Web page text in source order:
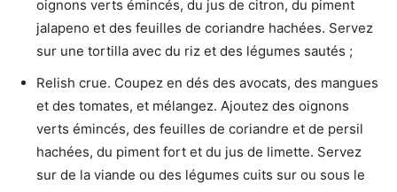
oignons verts émincés, du jus de citron, du piment
jalapeno et des feuilles de coriandre hachées. Servez
sur une tortilla avec du riz et des légumes sautés ;
Relish crue. Coupez en dés des avocats, des mangues
et des tomates, et mélangez. Ajoutez des oignons
verts émincés, des feuilles de coriandre et de persil
hachées, du piment fort et du jus de limette. Servez
sur de la viande ou des légumes cuits sur ou sous le